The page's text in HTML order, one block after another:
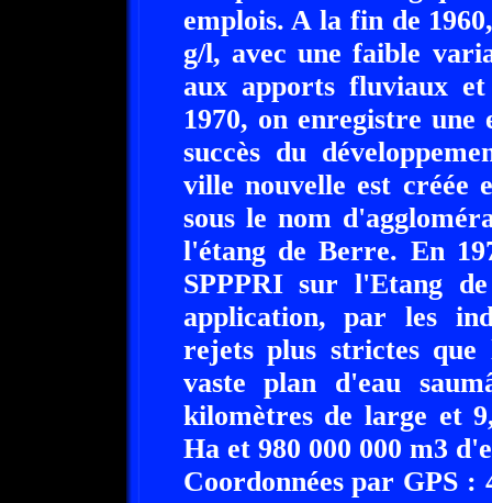
emplois. A la fin de
g/l, avec une faible
aux apports fluviaux
1970, on enregistre une
succès du
ville nouvelle est créée
sous le nom
l'étang de Berre. En
SPPPRI sur l'Etang
application, par les
rejets plus strictes que
vaste plan d'eau
kilomètres de large et
Ha et 980 000 000 m3
Coordonnées par GPS